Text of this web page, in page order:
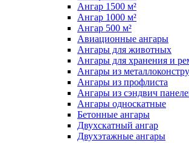
Ангар 1500 м²
Ангар 1000 м²
Ангар 500 м²
Авиационные ангары
Ангары для животных
Ангары для хранения и
Ангары из
Ангары из профлиста
Ангары из сэндвич
Ангары односкатные
Бетонные ангары
Двухскатный ангар
Двухэтажные ангары